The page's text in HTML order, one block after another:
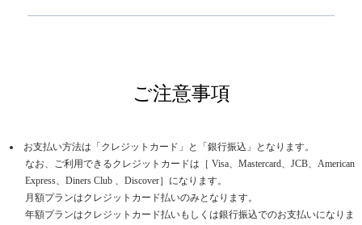
ご注意事項
お支払い方法は「クレジットカード」と「銀行振込」となります。
なお、ご利用できるクレジットカードは［ Visa、Mastercard、JCB、American
Express、Diners Club 、Discover］になります。
月額プランはクレジットカード払いのみとなります。
年額プランはクレジットカード払いもしくは銀行振込でのお支払いになりま